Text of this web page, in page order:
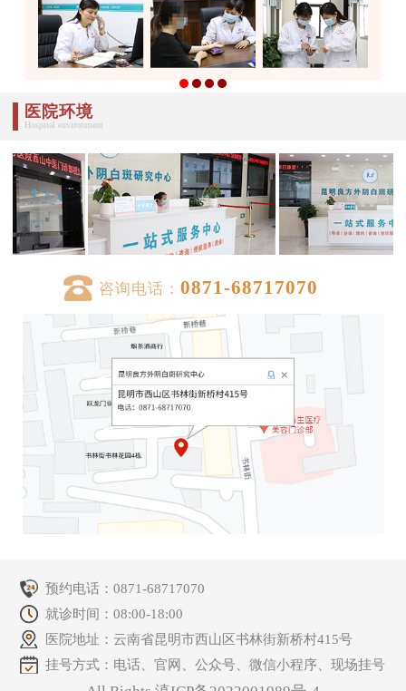
医院环境
Hospital environment
咨询电话：0871-68717070
预约电话：0871-68717070
就诊时间：08:00-18:00
医院地址：云南省昆明市西山区书林街新桥村415号
挂号方式：电话、官网、公众号、微信小程序、现场挂号